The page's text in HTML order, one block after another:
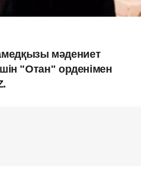
мәдениет
"Отан" орденімен